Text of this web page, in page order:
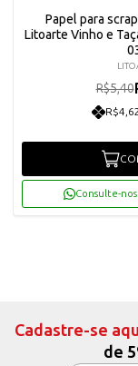
Papel para
Litoarte Vinho e
R$5,40
Consulte-
Cadastre-se
de